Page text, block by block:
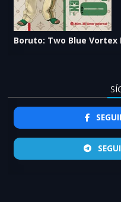
Boruto: Two Blue Vortex